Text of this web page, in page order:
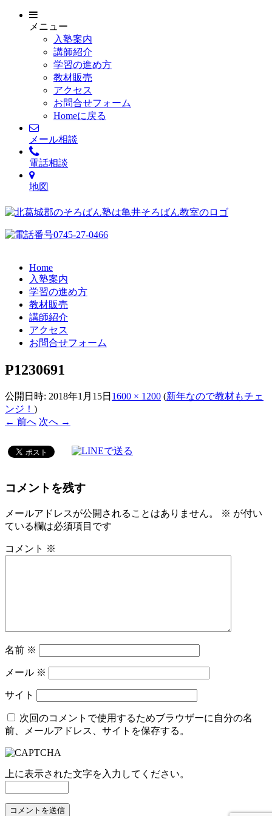
メニュー
入塾案内
講師紹介
学習の進め方
教材販売
アクセス
お問合せフォーム
Homeに戻る
メール相談
電話相談
地図
Home
入塾案内
学習の進め方
教材販売
講師紹介
アクセス
お問合せフォーム
P1230691
公開日時: 2018年1月15日 1600 × 1200 (新年なので教材もチェ
ンジ！ )
← 前へ 次へ →
コメントを残す
メールアドレスが公開されることはありません。 ※ が付い
ている欄は必須項目です
コメント ※
名前 ※
メール ※
サイト
次回のコメントで使用するためブラウザーに自分の名
前、メールアドレス、サイトを保存する。
上に表示された文字を入力してください。